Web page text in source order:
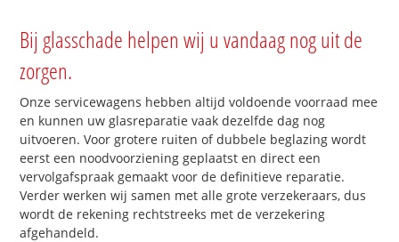
Bij glasschade helpen wij u vandaag nog uit de
zorgen.
Onze servicewagens hebben altijd voldoende voorraad mee
en kunnen uw glasreparatie vaak dezelfde dag nog
uitvoeren. Voor grotere ruiten of dubbele beglazing wordt
eerst een noodvoorziening geplaatst en direct een
vervolgafspraak gemaakt voor de definitieve reparatie.
Verder werken wij samen met alle grote verzekeraars, dus
wordt de rekening rechtstreeks met de verzekering
afgehandeld.